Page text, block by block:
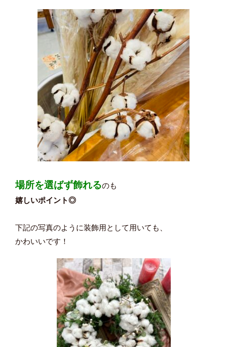
場所を選ばず飾れるのも
嬉しいポイント◎
下記の写真のように装飾用として用いても、
かわいいです！